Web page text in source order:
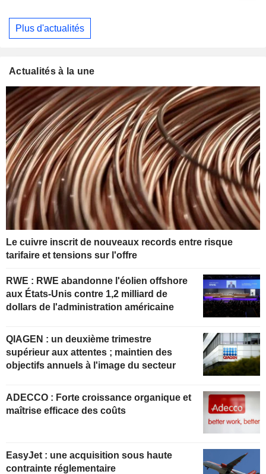
Plus d'actualités
Actualités à la une
Le cuivre inscrit de nouveaux records entre risque
tarifaire et tensions sur l'offre
RWE : RWE abandonne l'éolien offshore
aux États-Unis contre 1,2 milliard de
dollars de l'administration américaine
QIAGEN : un deuxième trimestre
supérieur aux attentes ; maintien des
objectifs annuels à l'image du secteur
ADECCO : Forte croissance organique et
maîtrise efficace des coûts
EasyJet : une acquisition sous haute
contrainte réglementaire